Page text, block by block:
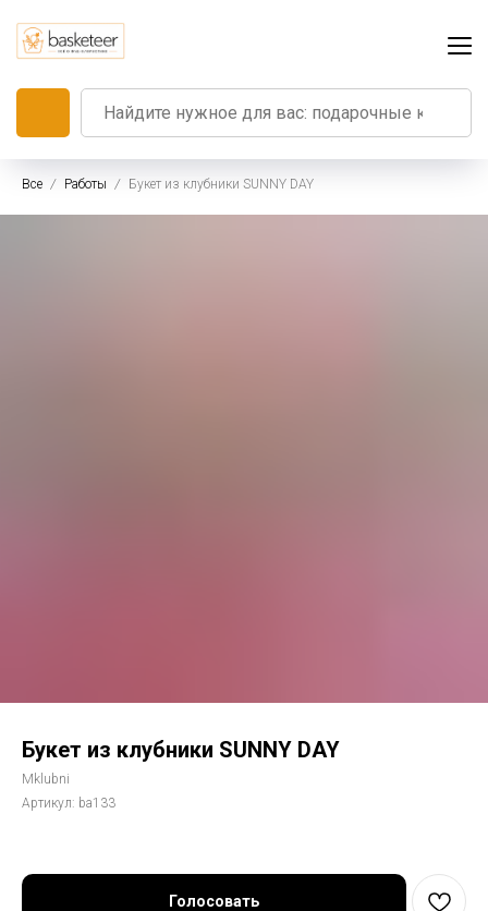
Все Работы Букет из клубники SUNNY DAY
Букет из клубники SUNNY DAY
Mklubni
Артикул: ba133
Голосовать